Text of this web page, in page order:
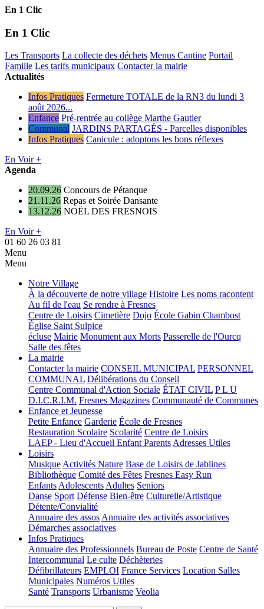
En 1 Clic
En 1 Clic
Les Transports La collecte des déchets Menus Cantine Portail
Famille Les tarifs municipaux Contacter la mairie
Actualités
Infos Pratiques Fermeture TOTALE de la RN3 du lundi 3
août 2026...
Enfance Pré-rentrée au collège Marthe Gautier
Communal JARDINS PARTAGÉS - Parcelles disponibles
Infos Pratiques Canicule : adoptons les bons réflexes
En Voir +
Agenda
20.09.26 Concours de Pétanque
21.11.26 Repas et Soirée Dansante
13.12.26 NOËL DES FRESNOIS
En Voir +
01 60 26 03 81
Menu
Menu
Notre Village
À la découverte de notre village Histoire Les noms racontent
Au fil de l'eau Se rendre à Fresnes
Centre de Loisirs Cimetière Dojo École Gabin Chambost
Église Saint Sulpice
écluse Mairie Monument aux Morts Passerelle de l'Ourcq
Salle des fêtes
La mairie
Contacter la mairie CONSEIL MUNICIPAL PERSONNEL
COMMUNAL Délibérations du Conseil
Centre Communal d'Action Sociale ÉTAT CIVIL P L U
D.I.C.R.I.M. Fresnes Magazines Communauté de Communes
Enfance et Jeunesse
Petite Enfance Garderie École de Fresnes
Restauration Scolaire Scolarité Centre de Loisirs
LAEP - Lieu d'Accueil Enfant ParentsAdresses Utiles
Loisirs
MusiqueActivités Nature Base de Loisirs de Jablines
Bibliothèque Comité des Fêtes Fresnes Easy Run
EnfantsAdolescentsAdultes Seniors
Danse Sport Défense Bien-être Culturelle/Artistique
Détente/Convialité
Annuaire des assosAnnuaire des activités associatives
Démarches associatives
Infos Pratiques
Annuaire des Professionnels Bureau de Poste Centre de Santé
Intercommunal Le culte Déchèteries
Défibrillateurs EMPLOI France Services Location Salles
Municipales Numéros Utiles
Santé Transports Urbanisme Veolia